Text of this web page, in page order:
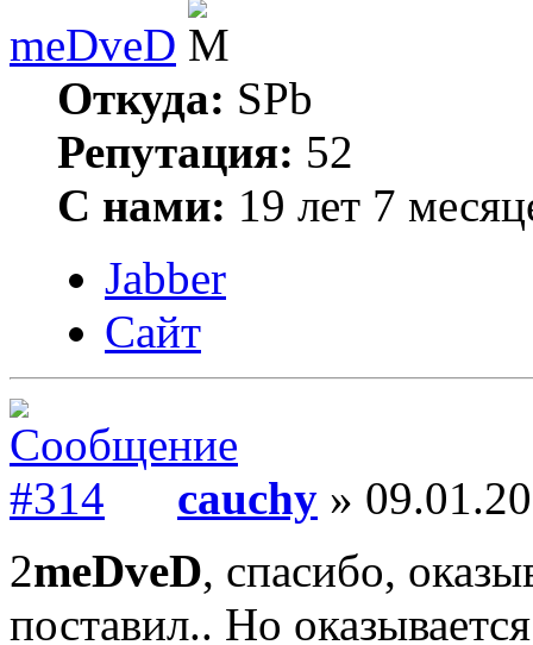
meDveD
Откуда: SPb
Репутация: 52
С нами: 19 лет 7
Jabber
Сайт
cauchy »
2meDveD, спасибо,
поставил.. Но